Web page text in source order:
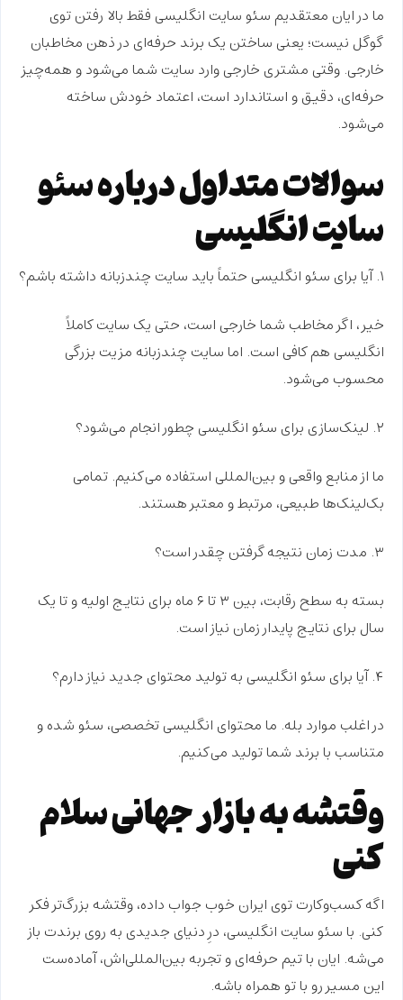
ما در ایان معتقدیم سئو سایت انگلیسی فقط بالا رفتن توی
گوگل نیست؛ یعنی ساختن یک برند حرفه‌ای در ذهن مخاطبان
خارجی. وقتی مشتری خارجی وارد سایت شما می‌شود و همه‌چیز
حرفه‌ای، دقیق و استاندارد است، اعتماد خودش ساخته
می‌شود.
سوالات متداول درباره سئو
سایت انگلیسی
۱. آیا برای سئو انگلیسی حتماً باید سایت چندزبانه داشته باشم؟
خیر، اگر مخاطب شما خارجی است، حتی یک سایت کاملاً
انگلیسی هم کافی است. اما سایت چندزبانه مزیت بزرگی
محسوب می‌شود.
۲. لینک‌سازی برای سئو انگلیسی چطور انجام می‌شود؟
ما از منابع واقعی و بین‌المللی استفاده می‌کنیم. تمامی
بک‌لینک‌ها طبیعی، مرتبط و معتبر هستند.
۳. مدت زمان نتیجه گرفتن چقدر است؟
بسته به سطح رقابت، بین ۳ تا ۶ ماه برای نتایج اولیه و تا یک
سال برای نتایج پایدار زمان نیاز است.
۴. آیا برای سئو انگلیسی به تولید محتوای جدید نیاز دارم؟
در اغلب موارد بله. ما محتوای انگلیسی تخصصی، سئو شده و
متناسب با برند شما تولید می‌کنیم.
وقتشه به بازار جهانی سلام
کنی
اگه کسب‌وکارت توی ایران خوب جواب داده، وقتشه بزرگ‌تر فکر
کنی. با سئو سایت انگلیسی، درِ دنیای جدیدی به روی برندت باز
می‌شه. ایان با تیم حرفه‌ای و تجربه بین‌المللی‌اش، آماده‌ست
این مسیر رو با تو همراه باشه.